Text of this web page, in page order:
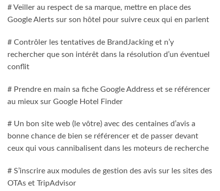
# Veiller au respect de sa marque, mettre en place des
Google Alerts sur son hôtel pour suivre ceux qui en parlent
# Contrôler les tentatives de BrandJacking et n’y
rechercher que son intérêt dans la résolution d’un éventuel
conflit
# Prendre en main sa fiche Google Address et se référencer
au mieux sur Google Hotel Finder
# Un bon site web (le vôtre) avec des centaines d’avis a
bonne chance de bien se référencer et de passer devant
ceux qui vous cannibalisent dans les moteurs de recherche
# S’inscrire aux modules de gestion des avis sur les sites des
OTAs et TripAdvisor